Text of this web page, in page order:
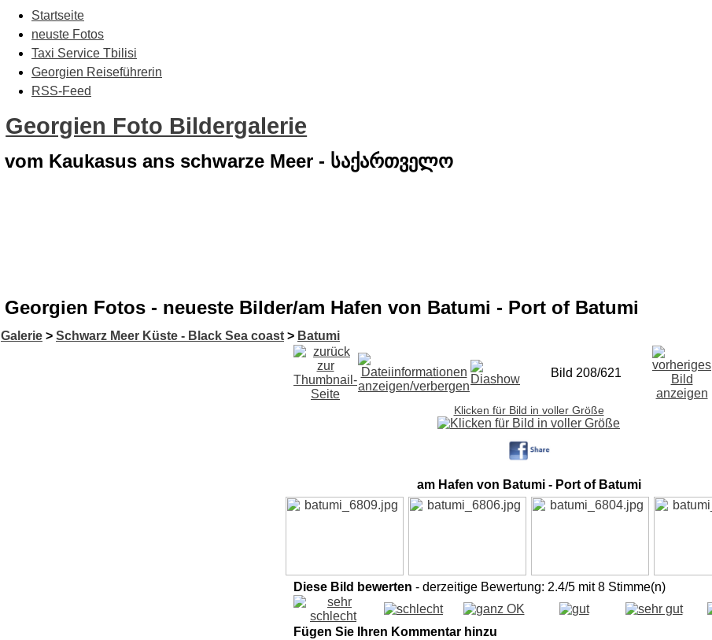
Startseite
neuste Fotos
Taxi Service Tbilisi
Georgien Reiseführerin
RSS-Feed
Georgien Foto Bildergalerie
vom Kaukasus ans schwarze Meer - საქართველო
Georgien Fotos - neueste Bilder/am Hafen von Batumi - Port of Batumi
Galerie > Schwarz Meer Küste - Black Sea coast > Batumi
Bild 208/621
Klicken für Bild in voller Größe
am Hafen von Batumi - Port of Batumi
Diese Bild bewerten - derzeitige Bewertung: 2.4/5 mit 8 Stimme(n)
Fügen Sie Ihren Kommentar hinzu